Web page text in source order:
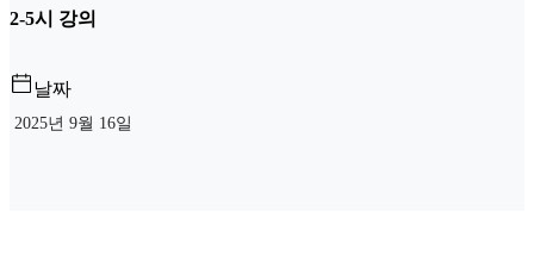
2-5시 강의
날짜
2025년 9월 16일